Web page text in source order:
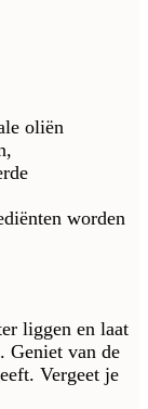
oliën
worden
liggen en laat
Geniet van de
Vergeet je